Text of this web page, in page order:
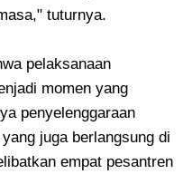
tuturnya.
pelaksanaan
momen yang
penyelenggaraan
juga berlangsung di
empat pesantren